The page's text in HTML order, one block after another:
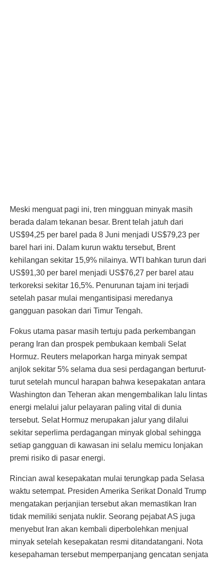
Meski menguat pagi ini, tren mingguan minyak masih
berada dalam tekanan besar. Brent telah jatuh dari
US$94,25 per barel pada 8 Juni menjadi US$79,23 per
barel hari ini. Dalam kurun waktu tersebut, Brent
kehilangan sekitar 15,9% nilainya. WTI bahkan turun dari
US$91,30 per barel menjadi US$76,27 per barel atau
terkoreksi sekitar 16,5%. Penurunan tajam ini terjadi
setelah pasar mulai mengantisipasi meredanya
gangguan pasokan dari Timur Tengah.
Fokus utama pasar masih tertuju pada perkembangan
perang Iran dan prospek pembukaan kembali Selat
Hormuz. Reuters melaporkan harga minyak sempat
anjlok sekitar 5% selama dua sesi perdagangan berturut-
turut setelah muncul harapan bahwa kesepakatan antara
Washington dan Teheran akan mengembalikan lalu lintas
energi melalui jalur pelayaran paling vital di dunia
tersebut. Selat Hormuz merupakan jalur yang dilalui
sekitar seperlima perdagangan minyak global sehingga
setiap gangguan di kawasan ini selalu memicu lonjakan
premi risiko di pasar energi.
Rincian awal kesepakatan mulai terungkap pada Selasa
waktu setempat. Presiden Amerika Serikat Donald Trump
mengatakan perjanjian tersebut akan memastikan Iran
tidak memiliki senjata nuklir. Seorang pejabat AS juga
menyebut Iran akan kembali diperbolehkan menjual
minyak setelah kesepakatan resmi ditandatangani. Nota
kesepahaman tersebut memperpanjang gencatan senjata